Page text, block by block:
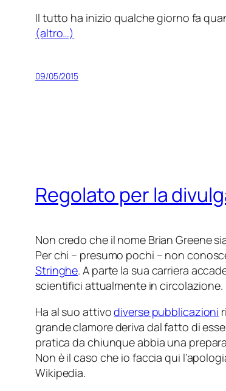
Il tutto ha inizio qualche giorno fa
(altro…)
09/05/2015
Regolato per la
Non credo che il nome Brian Greene
Per chi – presumo pochi – non
Stringhe. A parte la sua carriera
scientifici attualmente in circolazione.
Ha al suo attivodiverse pubblicazioni
grande clamore deriva dal fatto di
pratica da chiunque abbia una
Non è il caso che io faccia qui
Wikipedia.